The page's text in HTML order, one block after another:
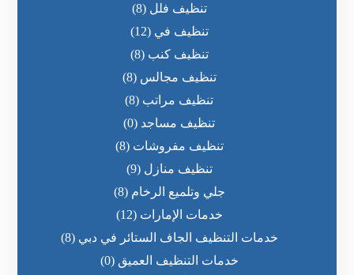
تنظيف فلل (8)
تنظيف في (12)
تنظيف كنب (8)
تنظيف مجالس (8)
تنظيف مراتب (8)
تنظيف مساجد (0)
تنظيف مفروشات (8)
تنظيف منازل (9)
جلي وتلميع الرخام (8)
خدمات الإمارات (12)
خدمات التنظيف الجاف الستائر في دبي (8)
خدمات التنظيف العميق (0)